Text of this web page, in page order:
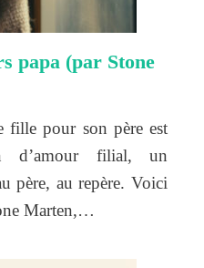
papa (par Stone
fille pour son père est
d’amour filial, un
père, au repère. Voici
Marten,…